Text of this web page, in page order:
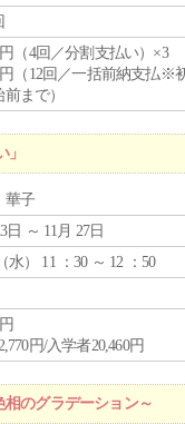
円（4回／分割支払い）×3
円（12回／一括前納支払※
まで）
子
日 ～ 11月 27日
水） 11 ：30 ～ 12 ：50
円/入学者20,460円
のグラデーション～